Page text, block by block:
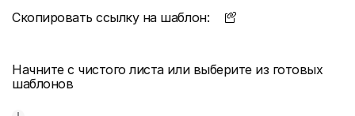
Скопировать ссылку на шаблон:
Начните с чистого листа или выберите из готовых
шаблонов